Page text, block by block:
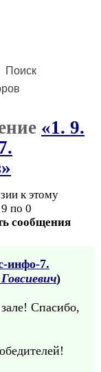
Поиск
«1. 9.
к этому
по 0
сообщения
инфо-7.
)
Спасибо,